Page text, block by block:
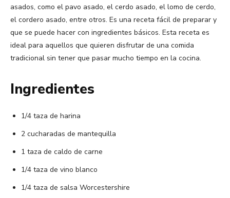
asados, como el pavo asado, el cerdo asado, el lomo de cerdo,
el cordero asado, entre otros. Es una receta fácil de preparar y
que se puede hacer con ingredientes básicos. Esta receta es
ideal para aquellos que quieren disfrutar de una comida
tradicional sin tener que pasar mucho tiempo en la cocina.
Ingredientes
1/4 taza de harina
2 cucharadas de mantequilla
1 taza de caldo de carne
1/4 taza de vino blanco
1/4 taza de salsa Worcestershire